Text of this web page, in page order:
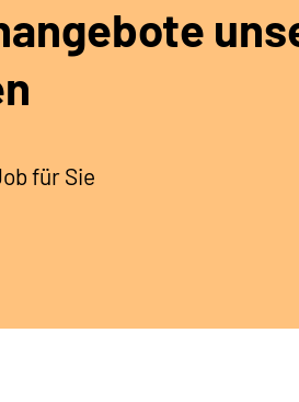
für Sie